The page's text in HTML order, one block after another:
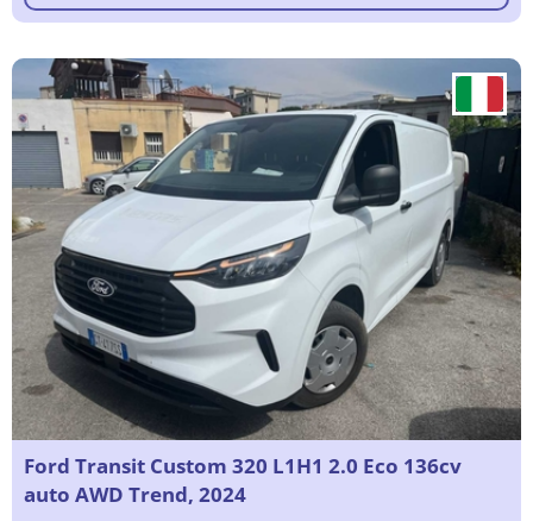
Ford Transit Custom 320 L1H1 2.0 Eco 136cv
auto AWD Trend, 2024